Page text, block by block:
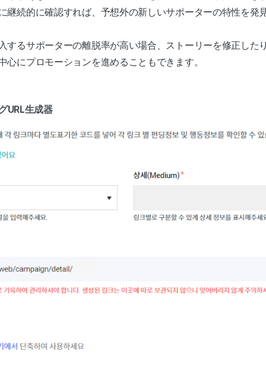
継続的に確認すれば、予想外の新しいサポーターの特性を発
するサポーターの離脱率が高い場合、ストーリーを修正した
心にプロモーションを進めることもできます。
URL生成器